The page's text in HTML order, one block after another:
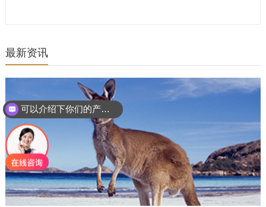
最新资讯
可以介绍下你们的产品么？